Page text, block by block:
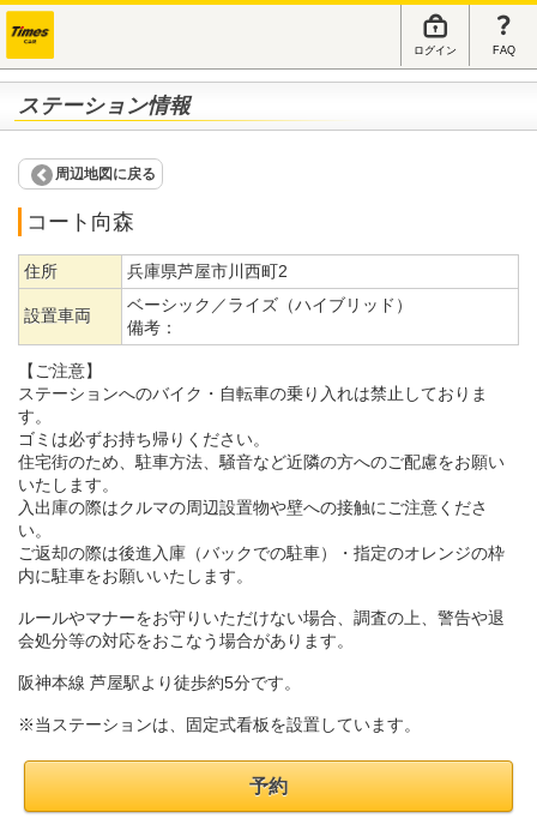
ログイン FAQ
ステーション情報
周辺地図に戻る
コート向森
住所 兵庫県芦屋市川西町2
設置車両
ベーシック／ライズ（ハイブリッド）
備考：
【ご注意】
ステーションへのバイク・自転車の乗り入れは禁止しておりま
す。
ゴミは必ずお持ち帰りください。
住宅街のため、駐車方法、騒音など近隣の方へのご配慮をお願い
いたします。
入出庫の際はクルマの周辺設置物や壁への接触にご注意くださ
い。
ご返却の際は後進入庫（バックでの駐車）・指定のオレンジの枠
内に駐車をお願いいたします。
ルールやマナーをお守りいただけない場合、調査の上、警告や退
会処分等の対応をおこなう場合があります。
阪神本線 芦屋駅より徒歩約5分です。
※当ステーションは、固定式看板を設置しています。
予約